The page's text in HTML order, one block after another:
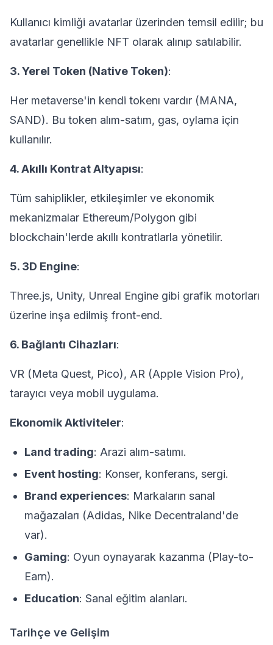
Kullanıcı kimliği avatarlar üzerinden temsil edilir; bu
avatarlar genellikle NFT olarak alınıp satılabilir.
3. Yerel Token (Native Token):
Her metaverse'in kendi tokenı vardır (MANA,
SAND). Bu token alım-satım, gas, oylama için
kullanılır.
4. Akıllı Kontrat Altyapısı:
Tüm sahiplikler, etkileşimler ve ekonomik
mekanizmalar Ethereum/Polygon gibi
blockchain'lerde akıllı kontratlarla yönetilir.
5. 3D Engine:
Three.js, Unity, Unreal Engine gibi grafik motorları
üzerine inşa edilmiş front-end.
6. Bağlantı Cihazları:
VR (Meta Quest, Pico), AR (Apple Vision Pro),
tarayıcı veya mobil uygulama.
Ekonomik Aktiviteler:
Land trading: Arazi alım-satımı.
Event hosting: Konser, konferans, sergi.
Brand experiences: Markaların sanal
mağazaları (Adidas, Nike Decentraland'de
var).
Gaming: Oyun oynayarak kazanma (Play-to-
Earn).
Education: Sanal eğitim alanları.
Tarihçe ve Gelişim